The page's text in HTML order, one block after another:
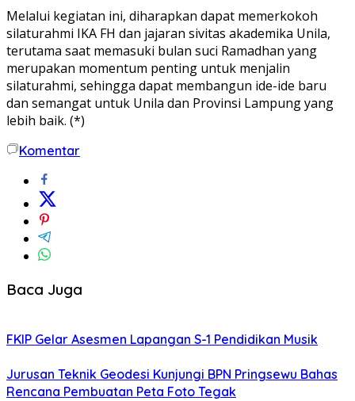
Melalui kegiatan ini, diharapkan dapat memerkokoh
silaturahmi IKA FH dan jajaran sivitas akademika Unila,
terutama saat memasuki bulan suci Ramadhan yang
merupakan momentum penting untuk menjalin
silaturahmi, sehingga dapat membangun ide-ide baru
dan semangat untuk Unila dan Provinsi Lampung yang
lebih baik. (*)
Komentar
Baca Juga
FKIP Gelar Asesmen Lapangan S-1 Pendidikan Musik
Jurusan Teknik Geodesi Kunjungi BPN Pringsewu Bahas
Rencana Pembuatan Peta Foto Tegak